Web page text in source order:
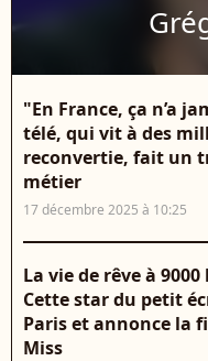
"En France, ça n’a
télé, qui vit à des
reconvertie, fait un
métier
17 décembre 2025 à 10:25
La vie de rêve à
Cette star du petit
Paris et annonce la
Miss